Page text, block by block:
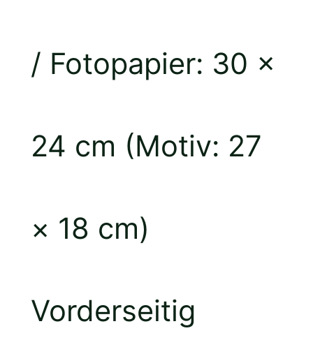
/ Fotopapier: 30 ×
24 cm (Motiv: 27
× 18 cm)
Vorderseitig